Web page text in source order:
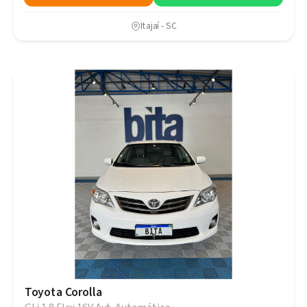
Itajaí - SC
Toyota Corolla